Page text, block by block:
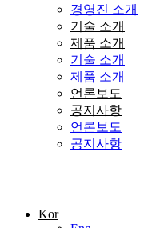
경영진 소개
기술 소개
제품 소개
기술 소개
제품 소개
언론보도
공지사항
언론보도
공지사항
Kor